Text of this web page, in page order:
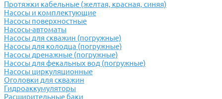
Протяжки кабельные (желтая, красная, синяя)
Насосы и комплектующие
Насосы поверхностные
Насосы-автоматы
Насосы для скважин (погружные)
Насосы для колодца (погружные)
Насосы дренажные (погружные)
Насосы для фекальных вод (погружные)
Насосы циркуляционные
Оголовки для скважин
Гидроаккумуляторы
Расширительные баки